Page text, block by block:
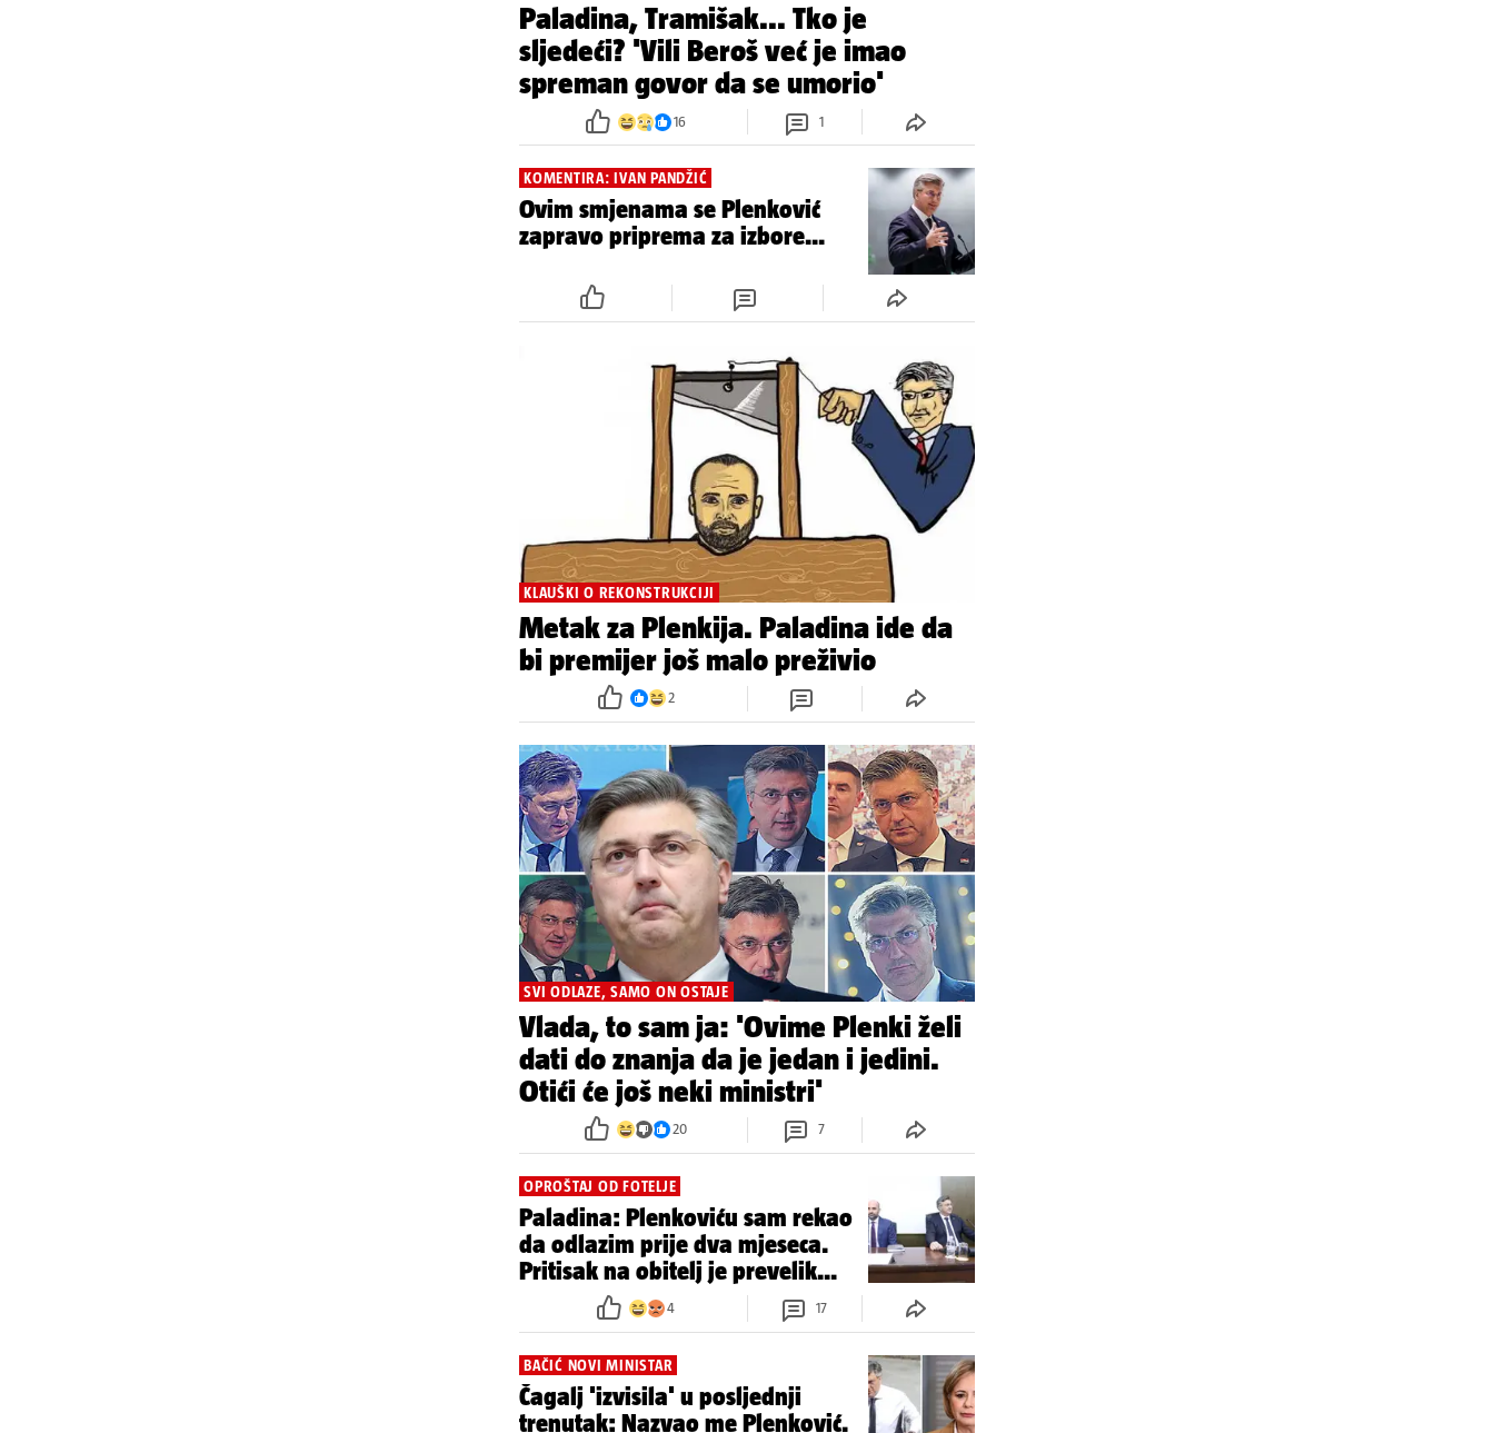
Paladina, Tramišak... Tko je
sljedeći? 'Vili Beroš već je imao
spreman govor da se umorio'
16 1
KOMENTIRA: IVAN PANDŽIĆ
Ovim smjenama se Plenković
zapravo priprema za izbore...
KLAUŠKI O REKONSTRUKCIJI
Metak za Plenkija. Paladina ide da
bi premijer još malo preživio
2
SVI ODLAZE, SAMO ON OSTAJE
Vlada, to sam ja: 'Ovime Plenki želi
dati do znanja da je jedan i jedini.
Otići će još neki ministri'
20 7
OPROŠTAJ OD FOTELJE
Paladina: Plenkoviću sam rekao
da odlazim prije dva mjeseca.
Pritisak na obitelj je prevelik...
4 17
BAČIĆ NOVI MINISTAR
Čagalj 'izvisila' u posljednji
trenutak: Nazvao me Plenković.